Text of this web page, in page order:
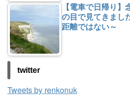
【電車で日帰り
の目で見てきまし
距離ではない～
twitter
Tweets by renkonuk